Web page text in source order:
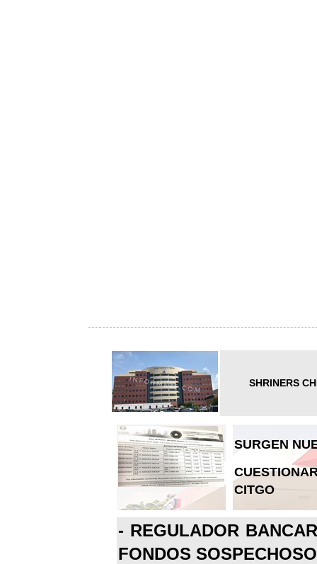
SHRINERS
SURGEN
CITGO
- REGULADOR
FONDOS